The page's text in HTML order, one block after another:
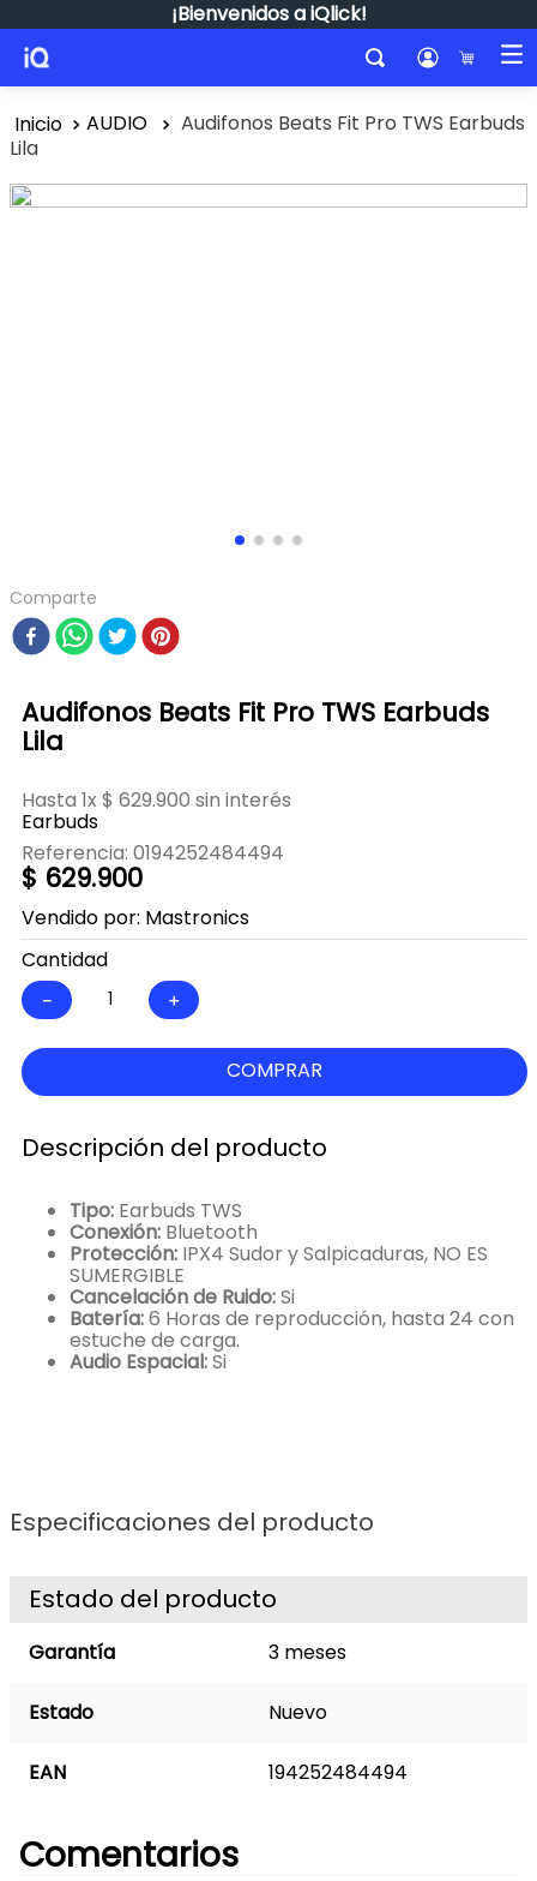
¡Bienvenidos a iQlick!
AUDIO
Audifonos Beats Fit Pro TWS Earbuds
Lila
Comparte
Audifonos Beats Fit Pro TWS Earbuds
Lila
Hasta 1x $ 629.900 sin interés
Earbuds
Referencia: 0194252484494
$ 629.900
Vendido por: Mastronics
Cantidad
＋
－
COMPRAR
Descripción del producto
Tipo: Earbuds TWS
Conexión: Bluetooth
Protección: IPX4 Sudor y Salpicaduras, NO ES
SUMERGIBLE
Cancelación de Ruido:Si
Batería:6 Horas de reproducción, hasta 24 con
estuche de carga.
Audio Espacial:Si
Especificaciones del producto
Estado del producto
Garantía 3 meses
Estado Nuevo
EAN 194252484494
Comentarios